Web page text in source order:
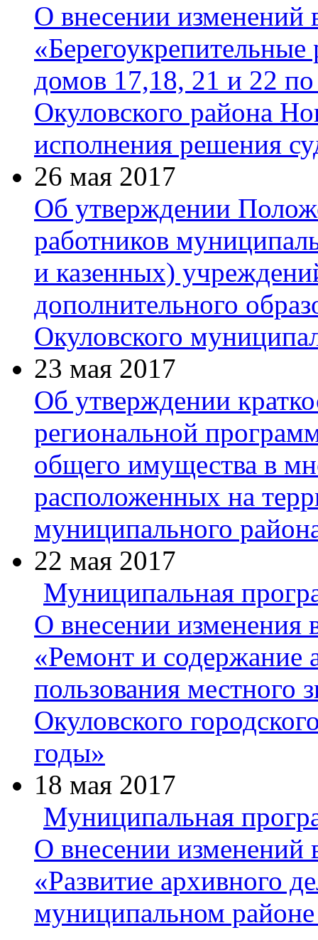
О внесении
домов 17,18, 21 и 22
Окуловского района
исполнения решения
26 мая 2017
Об утверждении
работников
и казенных)
дополнительного
Окуловского
23 мая 2017
Об утверждении
региональной
общего имущества в
расположенных на
муниципального
22 мая 2017
Муниципальная
О внесении
«Ремонт и содержание
пользования местного
Окуловского
годы»
18 мая 2017
Муниципальная
О внесении
«Развитие архивного
муниципальном